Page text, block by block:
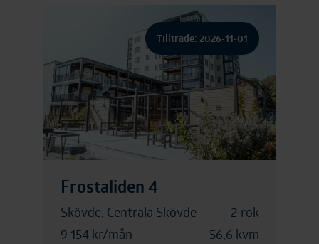
Frostaliden 4
Tillträde: 2026-11-01
Skövde, Centrala Skövde
2 rok
9 154 kr/mån
56,6 kvm